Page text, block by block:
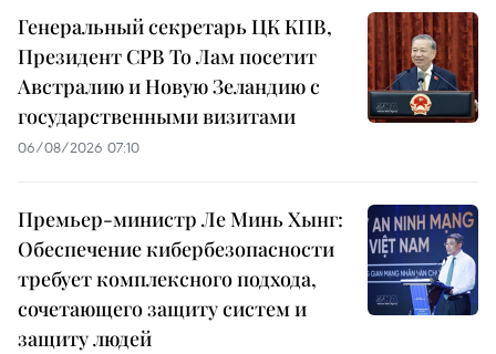
Генеральный секретарь ЦК КПВ,
Президент СРВ То Лам посетит
Австралию и Новую Зеландию с
государственными визитами
06/08/2026 07:10
Премьер-министр Ле Минь Хынг:
Обеспечение кибербезопасности
требует комплексного подхода,
сочетающего защиту систем и
защиту людей